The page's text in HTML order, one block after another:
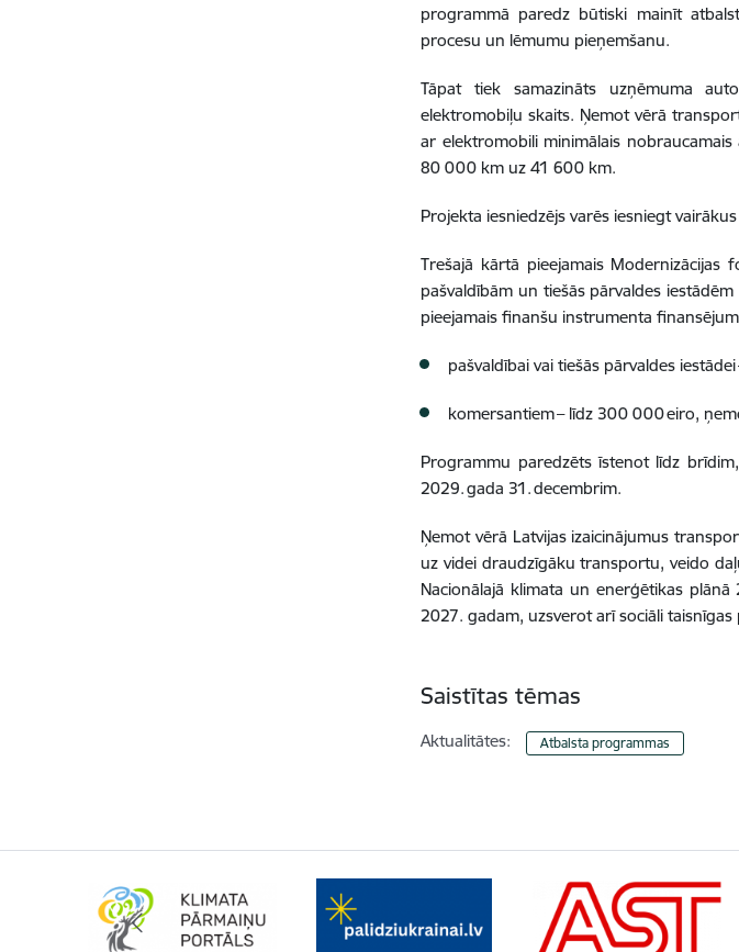
programmā paredz būtiski mainīt
procesu un lēmumu pieņemšanu.
Tāpat tiek samazināts uzņēmuma
elektromobiļu skaits. Ņemot vērā
ar elektromobili minimālais
80 000 km uz 41 600 km.
Projekta iesniedzējs varēs iesniegt
Trešajā kārtā pieejamais
pašvaldībām un tiešās pārvaldes
pieejamais finanšu instrumenta
pašvaldībai vai tiešās pārvaldes
komersantiem – līdz 300 000 eiro,
Programmu paredzēts īstenot līdz
2029. gada 31. decembrim.
Ņemot vērā Latvijas izaicinājumus
uz videi draudzīgāku transportu, veido
Nacionālajā klimata un enerģētikas
2027. gadam, uzsverot arī sociāli
Saistītas tēmas
Aktualitātes: Atbalsta programmas